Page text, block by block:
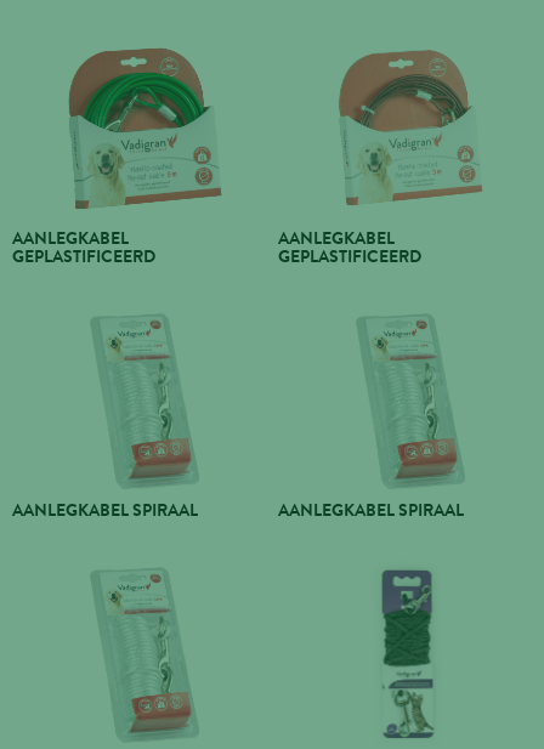
AANLEGKABEL
GEPLASTIFICEERD
AANLEGKABEL
GEPLASTIFICEERD
AANLEGKABEL SPIRAAL AANLEGKABEL SPIRAAL